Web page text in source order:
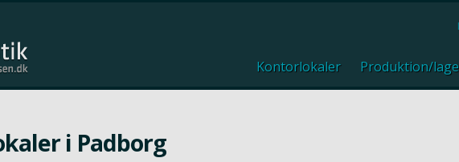
Kontorlokaler Produktion/
i Padborg